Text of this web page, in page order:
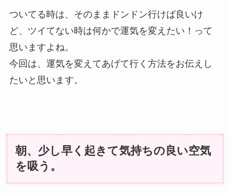
ついてる時は、そのままドンドン行けば良いけ
ど、ツイてない時は何かで運気を変えたい！って
思いますよね。
今回は、運気を変えてあげて行く方法をお伝えし
たいと思います。
朝、少し早く起きて気持ちの良い空気
を吸う。